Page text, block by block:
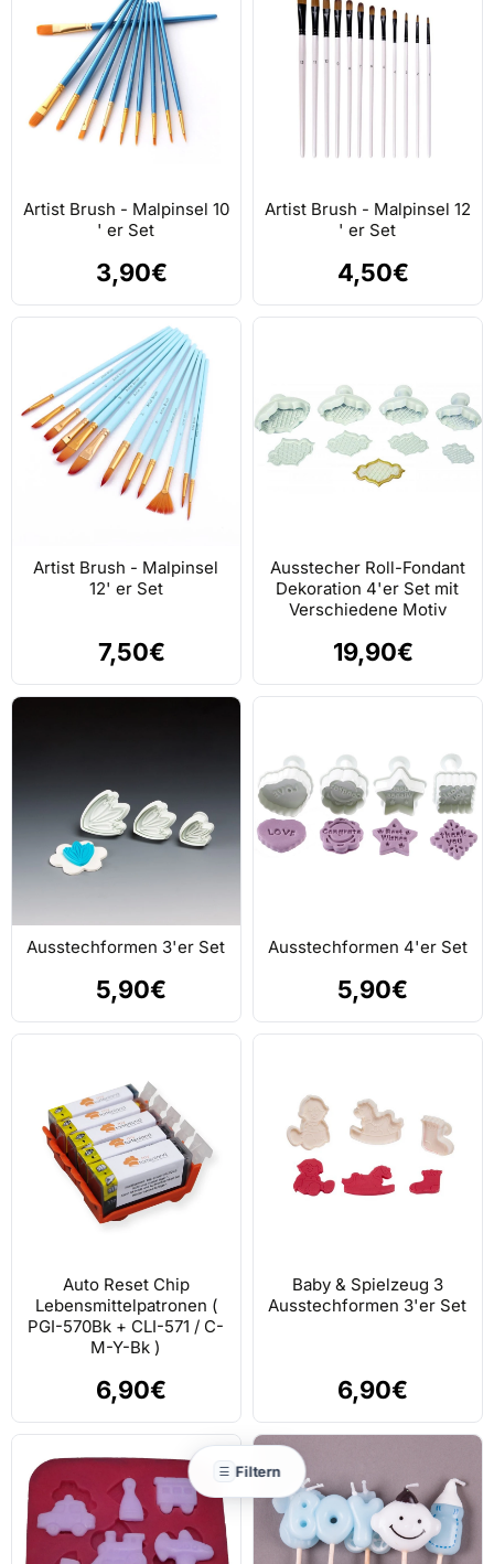
Artist Brush - Malpinsel 10
' er Set
3,90€
Artist Brush - Malpinsel 12
' er Set
4,50€
Artist Brush - Malpinsel
12' er Set
7,50€
Ausstecher Roll-Fondant
Dekoration 4'er Set mit
Verschiedene Motiv
19,90€
Ausstechformen 3'er Set
5,90€
Ausstechformen 4'er Set
5,90€
Auto Reset Chip
Lebensmittelpatronen (
PGI-570Bk + CLI-571 / C-
M-Y-Bk )
6,90€
Baby & Spielzeug 3
Ausstechformen 3'er Set
6,90€
Filtern